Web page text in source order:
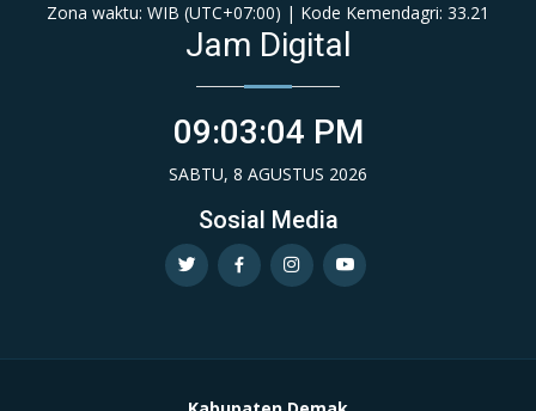
Zona waktu: WIB (‎UTC+07:00‎)‎ | Kode Kemendagri: 33.21
Jam Digital
09:03:04 PM
SABTU, 8 AGUSTUS 2026
Sosial Media